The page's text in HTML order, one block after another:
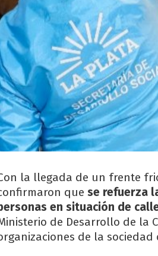
la llegada de un frente
que se refuerza
en situación de
de Desarrollo de la
de la sociedad